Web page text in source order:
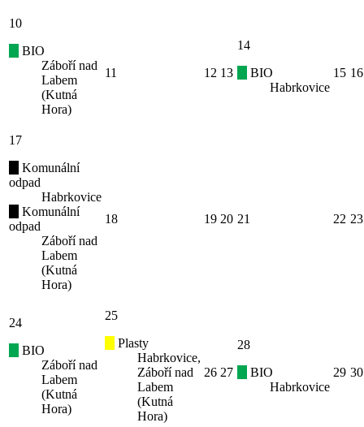
10
BIO
Záboří nad
Labem
(Kutná
Hora)
11 12 13
14
BIO
Habrkovice
15 16
17
Komunální
odpad
Habrkovice
Komunální
odpad
Záboří nad
Labem
(Kutná
Hora)
18 19 20 21 22 23
24
BIO
Záboří nad
Labem
(Kutná
Hora)
25
Plasty
Habrkovice,
Záboří nad
Labem
(Kutná
Hora)
26 27
28
BIO
Habrkovice
29 30